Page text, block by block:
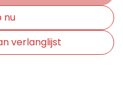
nu
verlanglijst